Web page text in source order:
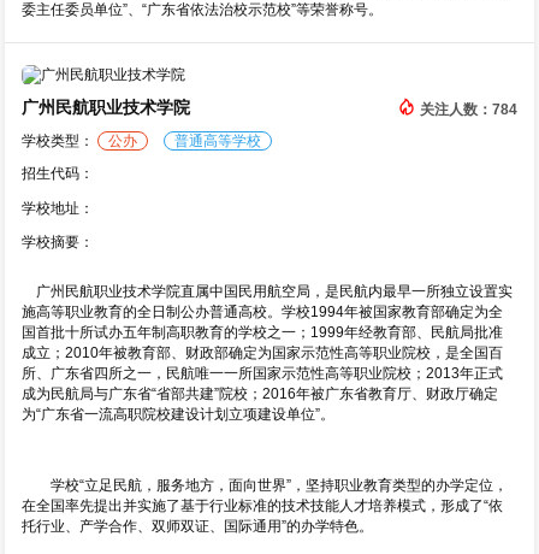
委主任委员单位”、“广东省依法治校示范校”等荣誉称号。
关注人数：784
广州民航职业技术学院
学校类型： 公办
普通高等学校
招生代码：
学校地址：
学校摘要：
广州民航职业技术学院直属中国民用航空局，是民航内最早一所独立设置实
施高等职业教育的全日制公办普通高校。学校1994年被国家教育部确定为全
国首批十所试办五年制高职教育的学校之一；1999年经教育部、民航局批准
成立；2010年被教育部、财政部确定为国家示范性高等职业院校，是全国百
所、广东省四所之一，民航唯一一所国家示范性高等职业院校；2013年正式
成为民航局与广东省“省部共建”院校；2016年被广东省教育厅、财政厅确定
为“广东省一流高职院校建设计划立项建设单位”。
学校“立足民航，服务地方，面向世界”，坚持职业教育类型的办学定位，
在全国率先提出并实施了基于行业标准的技术技能人才培养模式，形成了“依
托行业、产学合作、双师双证、国际通用”的办学特色。